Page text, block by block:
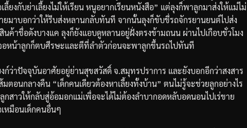
ยงกับย่าเลี้ยงไม่ให้เรียน หนูอยากเรียนหนังสือ” แต่ลุงก็พาลูกมาส่งให้แม่ไม่
ยมาบอกว่าให้รีบส่งหลานกลับทันที จากนั้นลุงก็ขับขี่รถจักรยานยนต์ไปส่ง
ค้าชื่อดังบางแค ลุงก็ยังแอบดูหลานอยู่ฝั่งตรงข้ามถนน ผ่านไปเกือบชั่วโมง
อหน้าลูกก็ตบศีรษะและตีที่ลำตัวก่อนจะพาลูกขึ้นรถไปทันที
ว่าปัจจุบันอาศัยอยู่ย่านสุขสวัสดิ์ จ.สมุทรปราการ และยังบอกอีกว่าสงสาร
ตอนกลางคืน “เด็กคนเดียวต้องหาเลี้ยงทั้งบ้าน” ตนไม่รู้จะช่วยลูกอย่างไร
สาวให้กลับสู่อ้อมอกแม่เพื่อจะได้ไม่ต้องลำบากอดหลับอดนอนไปเร่ขาย
หมือนเด็กคนอื่นๆ